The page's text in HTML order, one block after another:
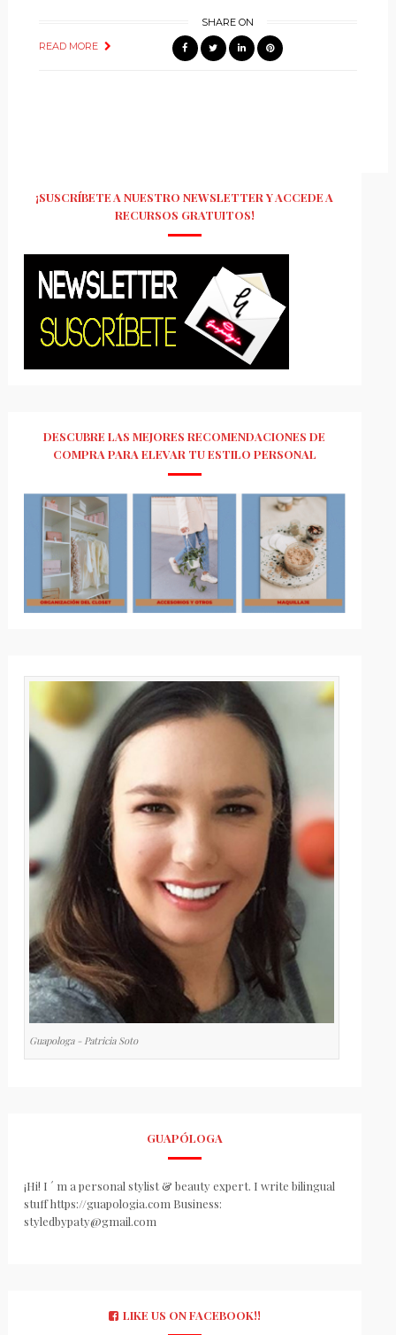
READ MORE
SHARE ON
¡SUSCRÍBETE A NUESTRO NEWSLETTER Y ACCEDE A
RECURSOS GRATUITOS!
DESCUBRE LAS MEJORES RECOMENDACIONES DE
COMPRA PARA ELEVAR TU ESTILO PERSONAL
Guapologa - Patricia Soto
GUAPÓLOGA
¡Hi! I ´ m a personal stylist & beauty expert. I write bilingual
stuff https://guapologia.com Business:
styledbypaty@gmail.com
LIKE US ON FACEBOOK!!